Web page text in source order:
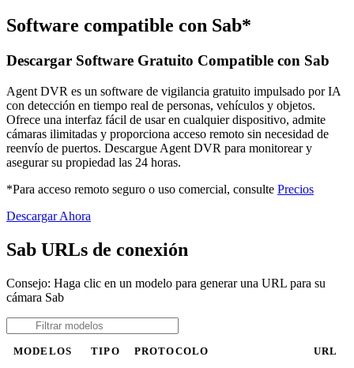
Software compatible con Sab*
Descargar Software Gratuito Compatible con Sab
Agent DVR es un software de vigilancia gratuito impulsado por IA
con detección en tiempo real de personas, vehículos y objetos.
Ofrece una interfaz fácil de usar en cualquier dispositivo, admite
cámaras ilimitadas y proporciona acceso remoto sin necesidad de
reenvío de puertos. Descargue Agent DVR para monitorear y
asegurar su propiedad las 24 horas.
*Para acceso remoto seguro o uso comercial, consulte Precios
Descargar Ahora
Sab URLs de conexión
Consejo: Haga clic en un modelo para generar una URL para su
cámara Sab
MODELOS TIPO PROTOCOLO URL